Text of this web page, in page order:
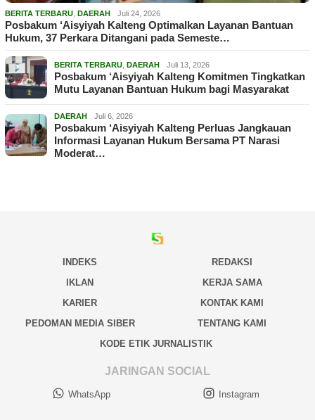
BERITA TERBARU DAERAH Juli 24, 2026
Posbakum ‘Aisyiyah Kalteng Optimalkan Layanan Bantuan
Hukum, 37 Perkara Ditangani pada Semeste…
BERITA TERBARU DAERAH Juli 13, 2026
Posbakum ‘Aisyiyah Kalteng Komitmen Tingkatkan
Mutu Layanan Bantuan Hukum bagi Masyarakat
DAERAH Juli 6, 2026
Posbakum ‘Aisyiyah Kalteng Perluas Jangkauan
Informasi Layanan Hukum Bersama PT Narasi
Moderat…
INDEKS
REDAKSI
IKLAN
KERJA SAMA
KARIER
KONTAK KAMI
PEDOMAN MEDIA SIBER
TENTANG KAMI
KODE ETIK JURNALISTIK
JARINGAN SOCIAL
WhatsApp Instagram